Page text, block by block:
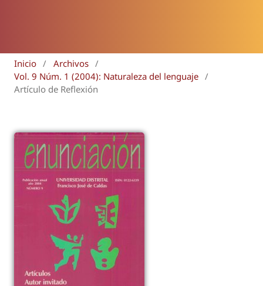
Inicio / Archivos /
Vol. 9 Núm. 1 (2004): Naturaleza del lenguaje /
Artículo de Reflexión